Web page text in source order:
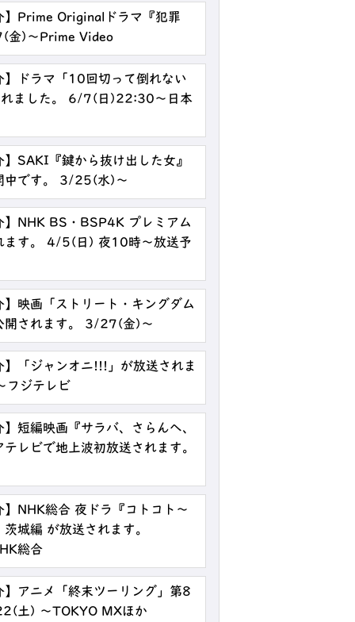
】Prime Originalドラマ『犯罪
金)～Prime Video
】ドラマ「10回切って倒れない
れました。 6/7(日)22:30～日本
SAKI『鍵から抜け出した女』
中です。 3/25(水)～
】NHK BS・BSP4K プレミアム
ます。 4/5(日) 夜10時～放送予
映画「ストリート・キングダム
開されます。 3/27(金)～
「ジャンオニ!!!」が放送されま
ジテレビ
短編映画『サラバ、さらんへ、
レビで地上波初放送されます。
NHK総合 夜ドラ『コトコト～
城編 が放送されます。
総合
アニメ「終末ツーリング」第8
土) ～TOKYO MXほか